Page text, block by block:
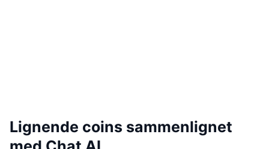
Lignende coins sammenlignet